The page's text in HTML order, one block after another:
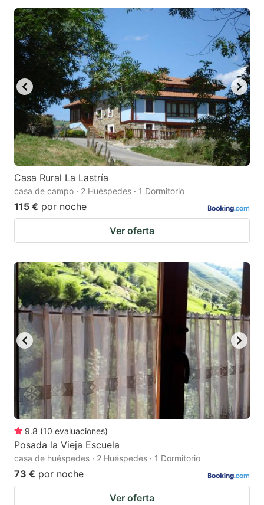
Casa Rural La Lastría
casa de campo · 2 Huéspedes · 1 Dormitorio
115 € por noche
Ver oferta
9.8 (10 evaluaciones)
Posada la Vieja Escuela
casa de huéspedes · 2 Huéspedes · 1 Dormitorio
73 € por noche
Ver oferta